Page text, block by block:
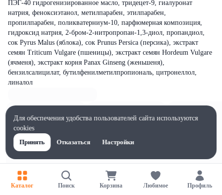
ПЭГ-40 гидрогенизированное масло, тридецет-9, гиалуронат
натрия, феноксиэтанол, метилпарабен, этилпарабен,
пропилпарабен, поликватерниум-10, парфюмерная композиция,
гидроксид натрия, 2-бром-2-нитропропан-1,3-диол, пропандиол,
сок Pyrus Malus (яблока), сок Prunus Persica (персика), экстракт
семян Triticum Vulgare (пшеницы), экстракт семян Hordeum Vulgare
(ячменя), экстракт корня Panax Ginseng (женьшеня),
бензилсалицилат, бутилфенилметилпропиональ, цитронеллол,
линалол
Каталог Поиск Корзина Любимое Профиль
Для обеспечения удобства пользователей сайта используются
cookies
Принять
Отказаться Настройки